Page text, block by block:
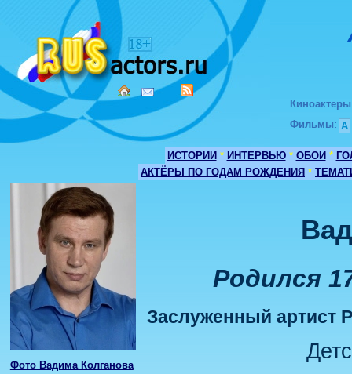
Киноактеры
Фильмы: А
ИСТОРИИ * ИНТЕРВЬЮ * ОБОИ *
АКТЁРЫ ПО ГОДАМ РОЖДЕНИЯ *
Фото Вадима Колганова
Родился
Заслуженный артист